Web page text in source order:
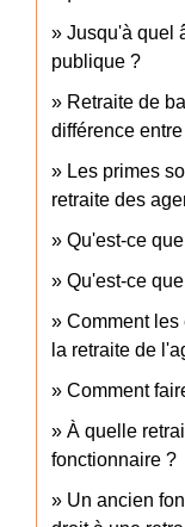
Jusqu'à quel
publique ?
Retraite de
différence
Les primes
retraite des
Qu'est-ce
Qu'est-ce
Comment les
la retraite de
Comment
À quelle
fonctionnaire ?
Un ancien